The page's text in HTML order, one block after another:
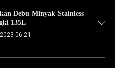
Debu Minyak Stainless
135L
2023-06-21